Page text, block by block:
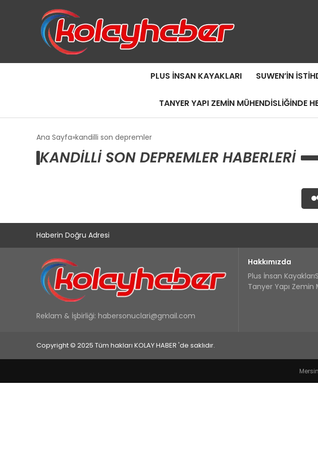
PLUS İNSAN KAYAKLARI SUWEN’IN
TANYER YAPI ZEMIN MÜHENDISLIĞINDE
Ana Sayfa kandilli son depremler
KANDILLI SON DEPREMLER HABERLERI
Haberin Doğru Adresi
Reklam & İşbirliği: habersonuclari@gmail.com
Hakkımızda
Plus İnsan Kayakları
Tanyer Yapı
Copyright © 2025 Tüm hakları KOLAY HABER 'de saklıdır.